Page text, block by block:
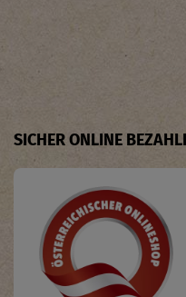
SICHER ONLINE